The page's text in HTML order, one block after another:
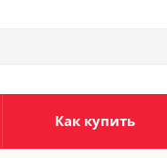
Как купить